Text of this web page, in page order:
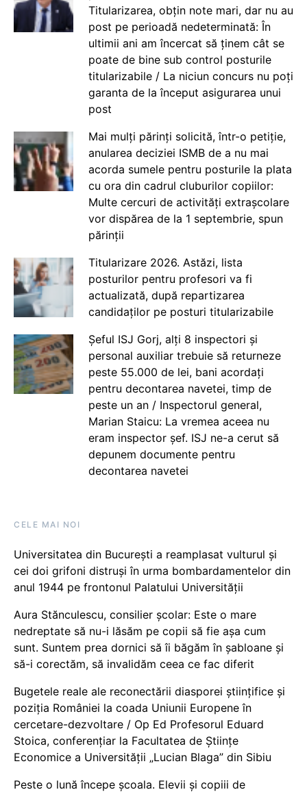
Titularizarea, obțin note mari, dar nu au
post pe perioadă nedeterminată: În
ultimii ani am încercat să ținem cât se
poate de bine sub control posturile
titularizabile / La niciun concurs nu poți
garanta de la început asigurarea unui
post
Mai mulți părinți solicită, într-o petiție,
anularea deciziei ISMB de a nu mai
acorda sumele pentru posturile la plata
cu ora din cadrul cluburilor copiilor:
Multe cercuri de activități extrașcolare
vor dispărea de la 1 septembrie, spun
părinții
Titularizare 2026. Astăzi, lista
posturilor pentru profesori va fi
actualizată, după repartizarea
candidaților pe posturi titularizabile
Șeful ISJ Gorj, alți 8 inspectori și
personal auxiliar trebuie să returneze
peste 55.000 de lei, bani acordați
pentru decontarea navetei, timp de
peste un an / Inspectorul general,
Marian Staicu: La vremea aceea nu
eram inspector șef. ISJ ne-a cerut să
depunem documente pentru
decontarea navetei
CELE MAI NOI
Universitatea din București a reamplasat vulturul și
cei doi grifoni distruși în urma bombardamentelor din
anul 1944 pe frontonul Palatului Universității
Aura Stănculescu, consilier școlar: Este o mare
nedreptate să nu-i lăsăm pe copii să fie așa cum
sunt. Suntem prea dornici să îi băgăm în șabloane și
să-i corectăm, să invalidăm ceea ce fac diferit
Bugetele reale ale reconectării diasporei științifice și
poziția României la coada Uniunii Europene în
cercetare-dezvoltare / Op Ed Profesorul Eduard
Stoica, conferențiar la Facultatea de Științe
Economice a Universității „Lucian Blaga” din Sibiu
Peste o lună începe școala. Elevii și copiii de